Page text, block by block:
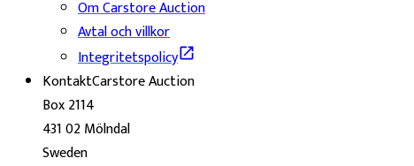
Om Carstore Auction
Avtal och villkor
Integritetspolicy
KontaktCarstore Auction
Box 2114
431 02 Mölndal
Sweden